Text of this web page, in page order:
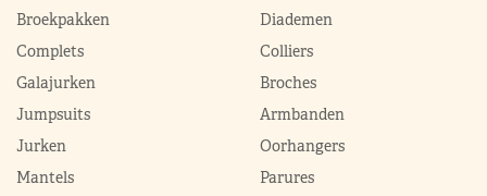
Broekpakken
Complets
Galajurken
Jumpsuits
Jurken
Mantels
Diademen
Colliers
Broches
Armbanden
Oorhangers
Parures